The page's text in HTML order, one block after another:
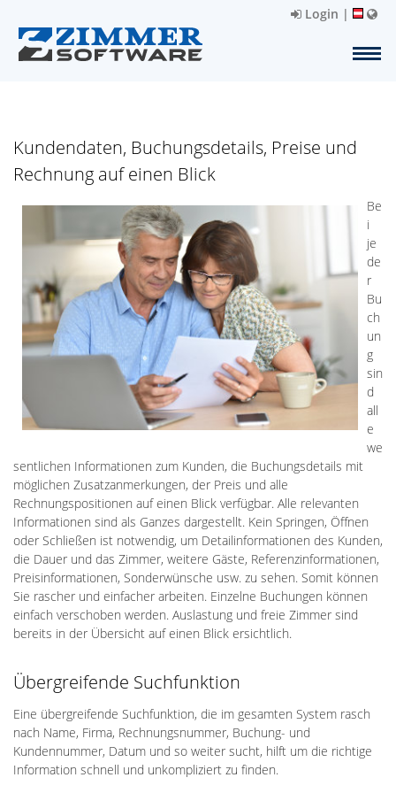
Login |
Kundendaten, Buchungsdetails, Preise und
Rechnung auf einen Blick
Be
i
je
de
r
Bu
ch
un
g
sin
d
all
e
we
sentlichen Informationen zum Kunden, die Buchungsdetails mit
möglichen Zusatzanmerkungen, der Preis und alle
Rechnungspositionen auf einen Blick verfügbar. Alle relevanten
Informationen sind als Ganzes dargestellt. Kein Springen, Öffnen
oder Schließen ist notwendig, um Detailinformationen des Kunden,
die Dauer und das Zimmer, weitere Gäste, Referenzinformationen,
Preisinformationen, Sonderwünsche usw. zu sehen. Somit können
Sie rascher und einfacher arbeiten. Einzelne Buchungen können
einfach verschoben werden. Auslastung und freie Zimmer sind
bereits in der Übersicht auf einen Blick ersichtlich.
Übergreifende Suchfunktion
Eine übergreifende Suchfunktion, die im gesamten System rasch
nach Name, Firma, Rechnungsnummer, Buchung- und
Kundennummer, Datum und so weiter sucht, hilft um die richtige
Information schnell und unkompliziert zu finden.